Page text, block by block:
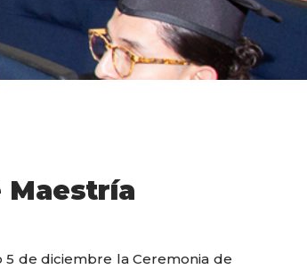
Maestría
5 de diciembre la Ceremonia de